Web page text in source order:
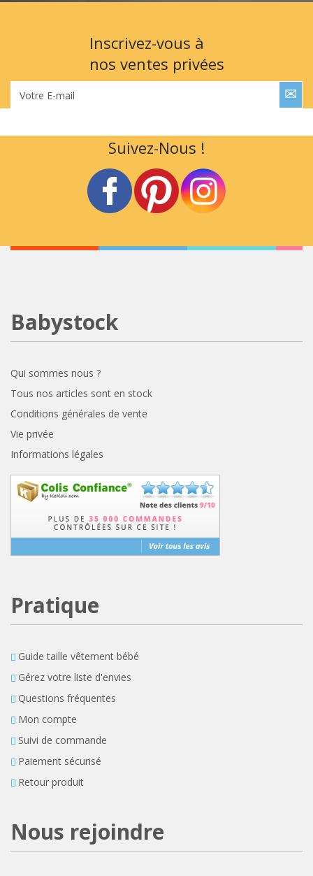
Inscrivez-vous à
nos ventes privées
Votre E-mail
Suivez-Nous !
Babystock
Qui sommes nous ?
Tous nos articles sont en stock
Conditions générales de vente
Vie privée
Informations légales
Pratique
Guide taille vêtement bébé
Gérez votre liste d'envies
Questions fréquentes
Mon compte
Suivi de commande
Paiement sécurisé
Retour produit
Nous rejoindre